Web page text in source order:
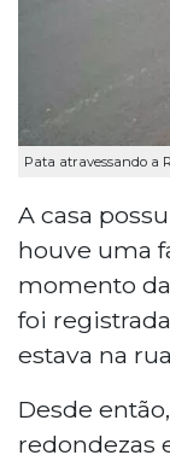
Pata atravessando a
A casa
houve uma
momento
foi
estava na
Desde
redondezas